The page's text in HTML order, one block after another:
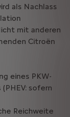
als Nachlass
mit anderen
Citroën
eines PKW-
sofern
Reichweite